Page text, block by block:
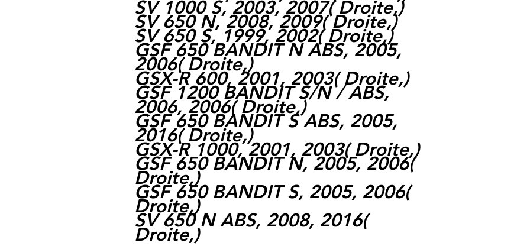
SV 1000 S, 2003, 2007(Droite,)
SV 650 N, 2008, 2009(Droite,)
SV 650 S, 1999, 2002(Droite,)
GSF 650 BANDIT N ABS, 2005,
2006(Droite,)
GSX-R 600, 2001, 2003(Droite,)
GSF 1200 BANDIT S/N / ABS,
2006, 2006(Droite,)
GSF 650 BANDIT S ABS, 2005,
2016(Droite,)
GSX-R 1000, 2001, 2003(Droite,)
GSF 650 BANDIT N, 2005, 2006(
Droite,)
GSF 650 BANDIT S, 2005, 2006(
Droite,)
SV 650 N ABS, 2008, 2016(
Droite,)